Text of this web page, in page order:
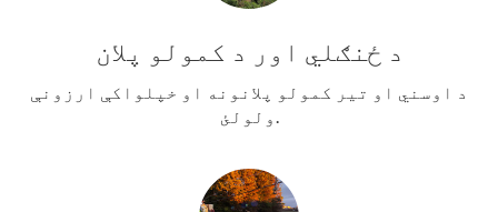
د ځنګلي اور د کمولو پلان
د اوسني او تیر کمولو پلانونه او خپلواکې ارزونې